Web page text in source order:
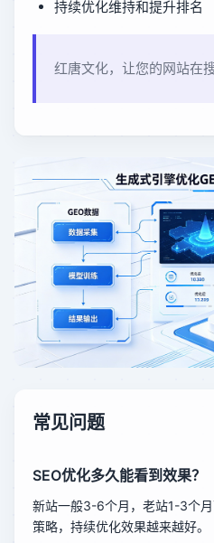
持续优化维持和提升排名
红唐文化，让您的网站在
常见问题
SEO优化多久能看到效果？
新站一般3-6个月，老站1-3个
策略，持续优化效果越来越好。